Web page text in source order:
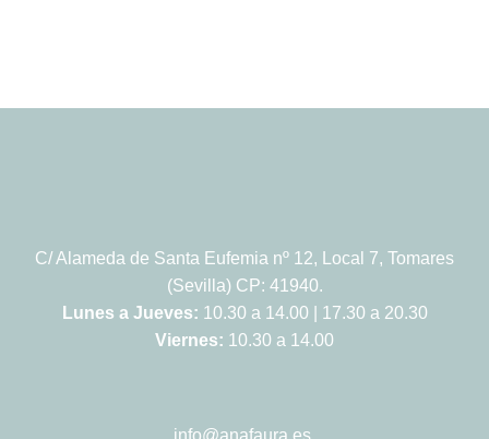
C/ Alameda de Santa Eufemia nº 12, Local 7, Tomares
(Sevilla) CP: 41940.
Lunes a Jueves: 10.30 a 14.00 | 17.30 a 20.30
Viernes: 10.30 a 14.00